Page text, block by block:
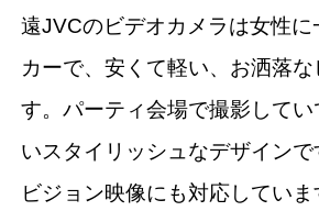
遠JVCのビデオカメラは女性に
カーで、安くて軽い、お洒落
す。パーティ会場で撮影して
いスタイリッシュなデザインで
ビジョン映像にも対応していま